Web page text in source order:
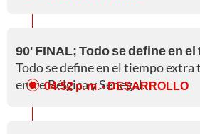
90' FINAL; Todo se define en
Todo se define en el tiempo
entre Bélgica y Senegal.
04:52 p. m.- DESARROLLO